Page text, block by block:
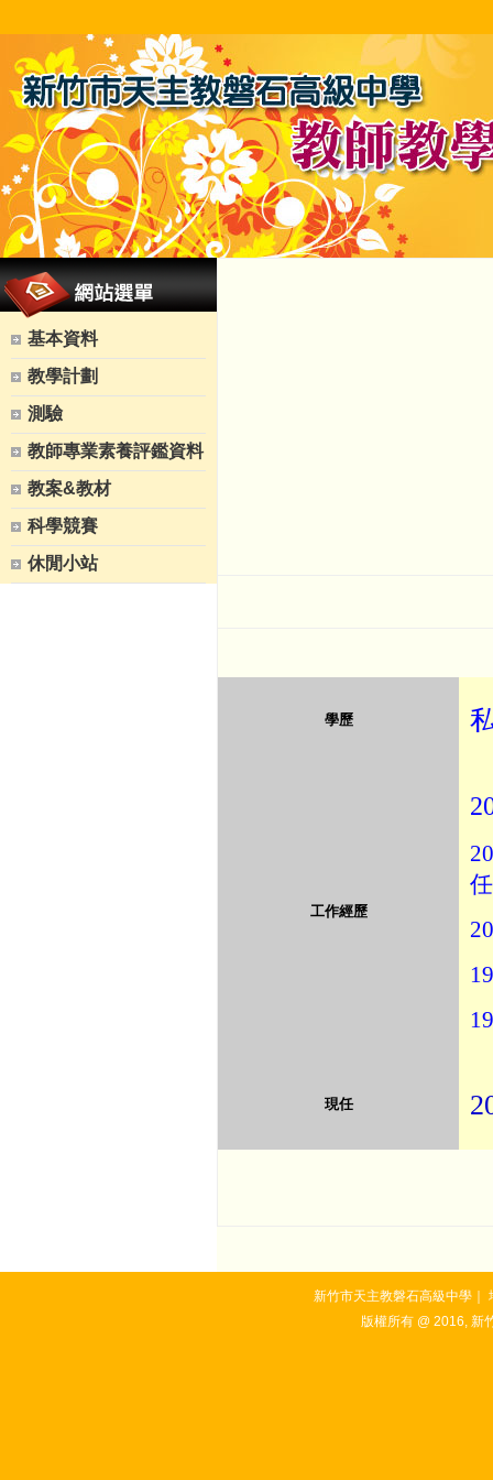
基本資料
教學計劃
測驗
教師專業素養評鑑資料
教案&教材
科學競賽
休閒小站
學歷
工作經歷
現任
新竹市天主教磐石高級中學｜
版權所有 @ 2016, 新